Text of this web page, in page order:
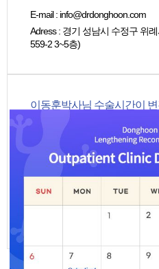
E-mail: info@drdonghoon.com
Adress: 경기 성남시 수정구 위
559-2 3~5층)
이동훈박사님 수술시간이
진료예약을 하시길 부탁 드립
평일
10:00 - 19:00
(1,3,5주 토요일 진료)
09:00 - 14:00